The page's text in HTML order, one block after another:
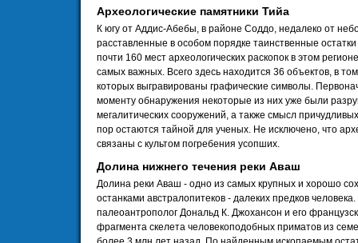
Археологические памятники Тийа
К югу от Аддис-Абебы, в районе Соддо, недалеко от
расставленные в особом порядке таинственные
почти 160 мест археологических раскопок в этом
самых важных. Всего здесь находится 36 объектов, в
которых выгравированы графические символы.
моменту обнаружения некоторые из них уже были
мегалитических сооружений, а также смысл
пор остаются тайной для ученых. Не исключено, что
связаны с культом погребения усопших.
Долина нижнего течения реки Аваш
Долина реки Аваш - одно из самых крупных и хорошо
останками австралопитеков - далеких предков
палеоантрополог Дональд К. Джохансон и его
фрагмента скелета человекоподобных приматов из